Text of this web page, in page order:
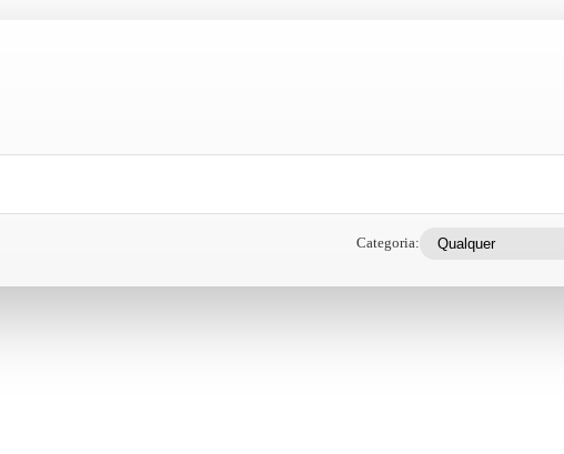
Categoria: